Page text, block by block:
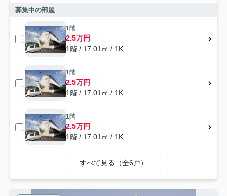
募集中の部屋
1階
2.5万円
1階 / 17.01㎡ / 1K
1階
2.5万円
1階 / 17.01㎡ / 1K
1階
2.5万円
1階 / 17.01㎡ / 1K
すべて見る（全6戸）